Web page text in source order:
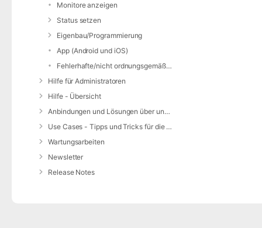
Monitore anzeigen
Status setzen
Eigenbau/Programmierung
App (Android und iOS)
Fehlerhafte/nicht ordnungsgemäße Alarmierung
Hilfe für Administratoren
Hilfe - Übersicht
Anbindungen und Lösungen über unsere Web-Schnittstelle (REST-API)
Use Cases - Tipps und Tricks für die Anwendung von DIVERA 24/7
Wartungsarbeiten
Newsletter
Release Notes